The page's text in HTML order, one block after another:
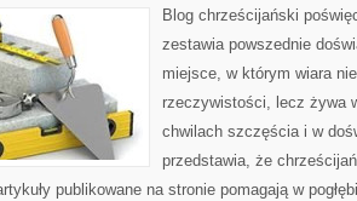
Blog chrześcijański
zestawia powszednie
miejsce, w którym wiara
rzeczywistości, lecz żywa
chwilach szczęścia i w
przedstawia, że
publikowane na stronie pomagają w